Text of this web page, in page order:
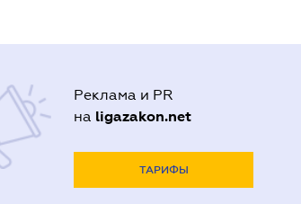
Реклама и PR
на ligazakon.net
ТАРИФЫ